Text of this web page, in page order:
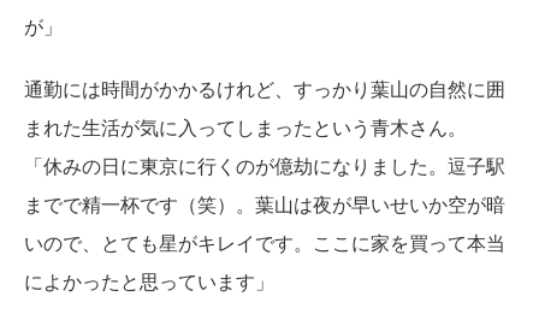
が」
通勤には時間がかかるけれど、すっかり葉山の自然に囲
まれた生活が気に入ってしまったという青木さん。
「休みの日に東京に行くのが億劫になりました。逗子駅
までで精一杯です（笑）。葉山は夜が早いせいか空が暗
いので、とても星がキレイです。ここに家を買って本当
によかったと思っています」